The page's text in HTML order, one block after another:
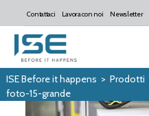
Contattaci Lavora con noi Newsletter
ISE Before it happens > Prodotti
foto-15-grande